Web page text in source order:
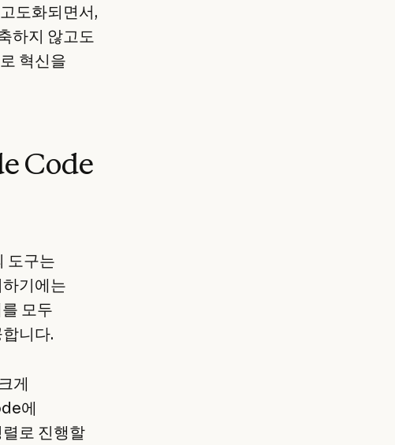
도화되면서,
하지 않고도
혁신을
Code
도구는
기에는
모두
니다.
게
에
로 진행할